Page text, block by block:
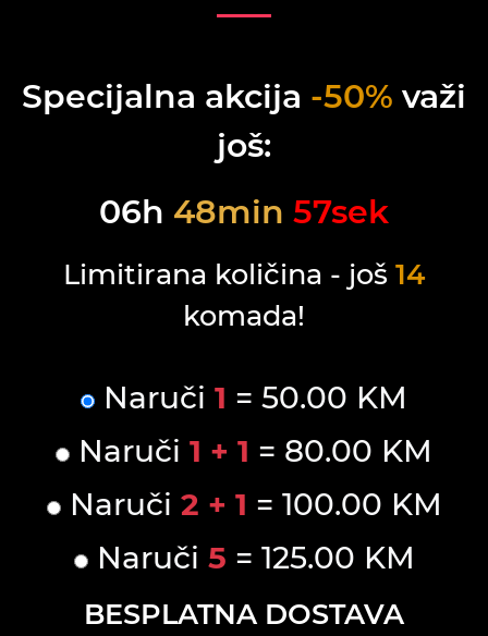
Specijalna akcija -50% važi
još:
06h 48min 57sek
Limitirana količina - još 14
komada!
Naruči 1 = 50.00 KM
Naruči 1 + 1 = 80.00 KM
Naruči 2 + 1 = 100.00 KM
Naruči 5 = 125.00 KM
BESPLATNA DOSTAVA